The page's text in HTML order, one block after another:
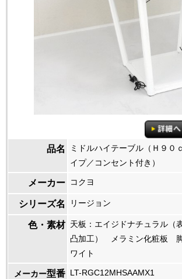
品名
ミドルハイテーブル（Ｈ９０
イプ／コンセント付き）
メーカー コクヨ
シリーズ名 リージョン
色・素材 天板：エイジドナチュラル（
凸加工） メラミン化粧板
ワイト
メーカー型番 LT-RGC12MHSAAMX1